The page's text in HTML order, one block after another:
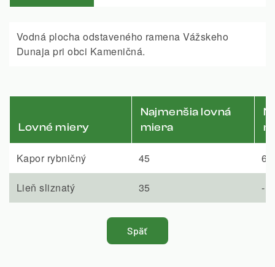
Vodná plocha odstaveného ramena Vážskeho
Dunaja pri obci Kameničná.
Lovné miery
Najmenšia lovná
miera
Kapor rybničný 45 65
Lieň sliznatý 35 -
Späť